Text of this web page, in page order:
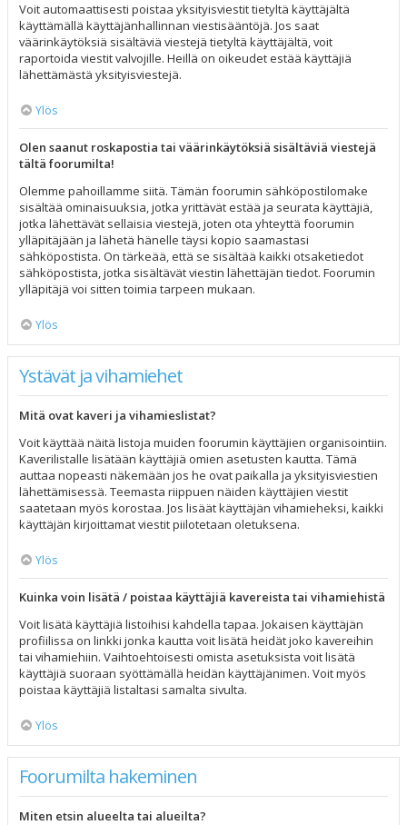
Voit automaattisesti poistaa yksityisviestit tietyltä käyttäjältä
käyttämällä käyttäjänhallinnan viestisääntöjä. Jos saat
väärinkäytöksiä sisältäviä viestejä tietyltä käyttäjältä, voit
raportoida viestit valvojille. Heillä on oikeudet estää käyttäjiä
lähettämästä yksityisviestejä.
Ylös
Olen saanut roskapostia tai väärinkäytöksiä sisältäviä viestejä
tältä foorumilta!
Olemme pahoillamme siitä. Tämän foorumin sähköpostilomake
sisältää ominaisuuksia, jotka yrittävät estää ja seurata käyttäjiä,
jotka lähettävät sellaisia viestejä, joten ota yhteyttä foorumin
ylläpitäjään ja lähetä hänelle täysi kopio saamastasi
sähköpostista. On tärkeää, että se sisältää kaikki otsaketiedot
sähköpostista, jotka sisältävät viestin lähettäjän tiedot. Foorumin
ylläpitäjä voi sitten toimia tarpeen mukaan.
Ylös
Ystävät ja vihamiehet
Mitä ovat kaveri ja vihamieslistat?
Voit käyttää näitä listoja muiden foorumin käyttäjien organisointiin.
Kaverilistalle lisätään käyttäjiä omien asetusten kautta. Tämä
auttaa nopeasti näkemään jos he ovat paikalla ja yksityisviestien
lähettämisessä. Teemasta riippuen näiden käyttäjien viestit
saatetaan myös korostaa. Jos lisäät käyttäjän vihamieheksi, kaikki
käyttäjän kirjoittamat viestit piilotetaan oletuksena.
Ylös
Kuinka voin lisätä / poistaa käyttäjiä kavereista tai vihamiehistä
Voit lisätä käyttäjiä listoihisi kahdella tapaa. Jokaisen käyttäjän
profiilissa on linkki jonka kautta voit lisätä heidät joko kavereihin
tai vihamiehiin. Vaihtoehtoisesti omista asetuksista voit lisätä
käyttäjiä suoraan syöttämällä heidän käyttäjänimen. Voit myös
poistaa käyttäjiä listaltasi samalta sivulta.
Ylös
Foorumilta hakeminen
Miten etsin alueelta tai alueilta?